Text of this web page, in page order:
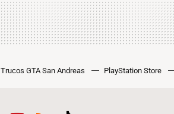
Trucos GTA San Andreas PlayStation Store